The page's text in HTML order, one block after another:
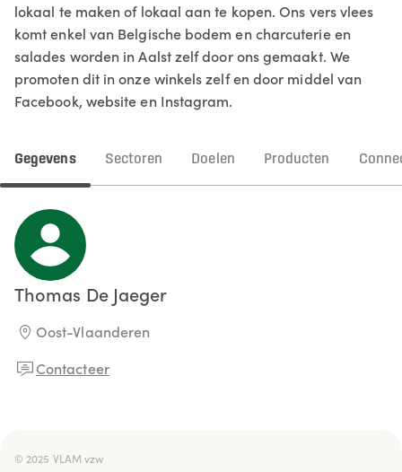
lokaal te maken of lokaal aan te kopen. Ons vers vlees
komt enkel van Belgische bodem en charcuterie en
salades worden in Aalst zelf door ons gemaakt. We
promoten dit in onze winkels zelf en door middel van
Facebook, website en Instagram.
Gegevens Sectoren Doelen Producten
Thomas De Jaeger
Oost-Vlaanderen
Contacteer
© 2025 VLAM vzw